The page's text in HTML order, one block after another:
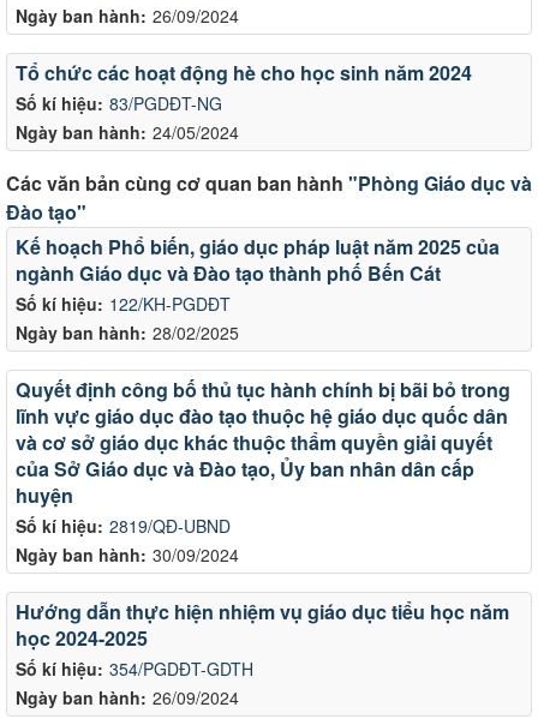
Ngày ban hành: 26/09/2024
Số kí hiệu: 83/PGDĐT-NG
Ngày ban hành: 24/05/2024
Tổ chức các hoạt động hè cho học sinh năm 2024
Các văn bản cùng cơ quan ban hành "Phòng Giáo dục và
Đào tạo"
Số kí hiệu: 122/KH-PGDĐT
Ngày ban hành: 28/02/2025
Kế hoạch Phổ biến, giáo dục pháp luật năm 2025 của
ngành Giáo dục và Đào tạo thành phố Bến Cát
Số kí hiệu: 2819/QĐ-UBND
Ngày ban hành: 30/09/2024
Quyết định công bố thủ tục hành chính bị bãi bỏ trong
lĩnh vực giáo dục đào tạo thuộc hệ giáo dục quốc dân
và cơ sở giáo dục khác thuộc thẩm quyền giải quyết
của Sở Giáo dục và Đào tạo, Ủy ban nhân dân cấp
huyện
Số kí hiệu: 354/PGDĐT-GDTH
Ngày ban hành: 26/09/2024
Hướng dẫn thực hiện nhiệm vụ giáo dục tiểu học năm
học 2024-2025